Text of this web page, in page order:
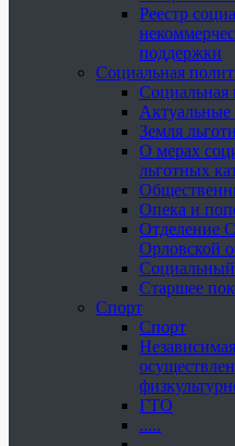
Реестр
поддержки
Социальная
Социальная
Земля
О мерах
льготных
Опека и
Отделение
Орловской
Социальный
Старшее
Спорт
Спорт
ГТО
.....